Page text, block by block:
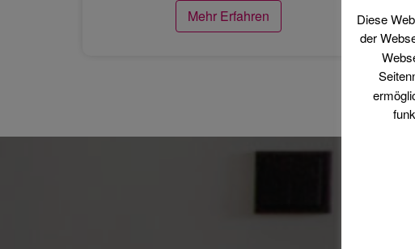
Mehr Erfahren
Diese
der